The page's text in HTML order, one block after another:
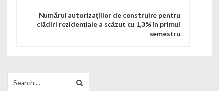
Numărul autorizaţiilor de construire pentru
clădiri rezidenţiale a scăzut cu 1,3% în primul
semestru